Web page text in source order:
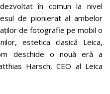
în comun la nivel
de pionierat al ambelor
de fotografie pe mobil o
estetica clasică Leica,
deschide o nouă eră a
Harsch, CEO al Leica